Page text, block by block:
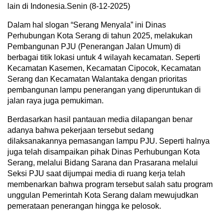
lain di Indonesia.Senin (8-12-2025)
Dalam hal slogan “Serang Menyala” ini Dinas
Perhubungan Kota Serang di tahun 2025, melakukan
Pembangunan PJU (Penerangan Jalan Umum) di
berbagai titik lokasi untuk 4 wilayah kecamatan. Seperti
Kecamatan Kasemen, Kecamatan Cipocok, Kecamatan
Serang dan Kecamatan Walantaka dengan prioritas
pembangunan lampu penerangan yang diperuntukan di
jalan raya juga pemukiman.
Berdasarkan hasil pantauan media dilapangan benar
adanya bahwa pekerjaan tersebut sedang
dilaksanakannya pemasangan lampu PJU. Seperti halnya
juga telah disampaikan pihak Dinas Perhubungan Kota
Serang, melalui Bidang Sarana dan Prasarana melalui
Seksi PJU saat dijumpai media di ruang kerja telah
membenarkan bahwa program tersebut salah satu program
unggulan Pemerintah Kota Serang dalam mewujudkan
pemerataan penerangan hingga ke pelosok.